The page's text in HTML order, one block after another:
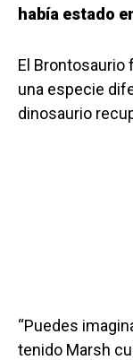
había estado
El
una especie
dinosaurio
“Puedes
tenido Marsh